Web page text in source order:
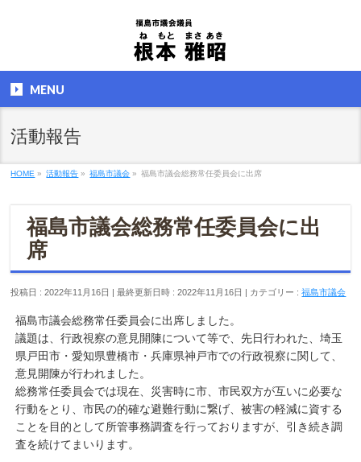
MENU
活動報告
HOME » 活動報告 » 福島市議会 » 福島市議会総務常任委員会に出席
福島市議会総務常任委員会に出
席
投稿日 : 2022年11月16日 最終更新日時 : 2022年11月16日 カテゴリー :福島市議会
福島市議会総務常任委員会に出席しました。
議題は、行政視察の意見開陳について等で、先日行われた、埼玉
県戸田市・愛知県豊橋市・兵庫県神戸市での行政視察に関して、
意見開陳が行われました。
総務常任委員会では現在、災害時に市、市民双方が互いに必要な
行動をとり、市民の的確な避難行動に繋げ、被害の軽減に資する
ことを目的として所管事務調査を行っておりますが、引き続き調
査を続けてまいります。